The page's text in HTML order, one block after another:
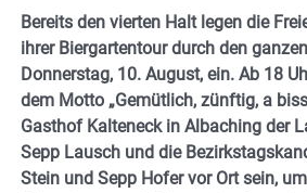
Bereits den vierten Halt legen die
ihrer Biergartentour durch den
Donnerstag, 10. August, ein. Ab 18
dem Motto „Gemütlich, zünftig, a
Gasthof Kalteneck in Albaching der
Sepp Lausch und die
Stein und Sepp Hofer vor Ort sein,